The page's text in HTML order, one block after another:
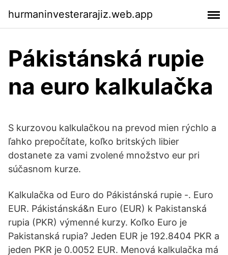
hurmaninvesterarajiz.web.app
Pákistánská rupie
na euro kalkulačka
S kurzovou kalkulačkou na prevod mien rýchlo a
ľahko prepočítate, koľko britských libier
dostanete za vami zvolené množstvo eur pri
súčasnom kurze.
Kalkulačka od Euro do Pákistánská rupie -. Euro
EUR. Pákistánská&n Euro (EUR) k Pakistanská
rupia (PKR) výmenné kurzy. Koľko Euro je
Pakistanská rupia? Jeden EUR je 192.8404 PKR a
jeden PKR je 0.0052 EUR. Menová kalkulačka má